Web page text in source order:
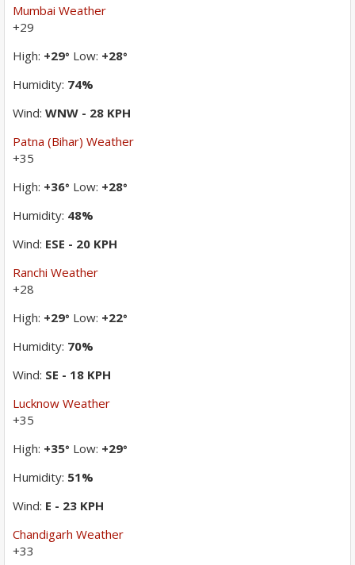
Mumbai Weather
+29
High: +29° Low: +28°
Humidity: 74%
Wind: WNW - 28 KPH
Patna (Bihar) Weather
+35
High: +36° Low: +28°
Humidity: 48%
Wind: ESE - 20 KPH
Ranchi Weather
+28
High: +29° Low: +22°
Humidity: 70%
Wind: SE - 18 KPH
Lucknow Weather
+35
High: +35° Low: +29°
Humidity: 51%
Wind: E - 23 KPH
Chandigarh Weather
+33